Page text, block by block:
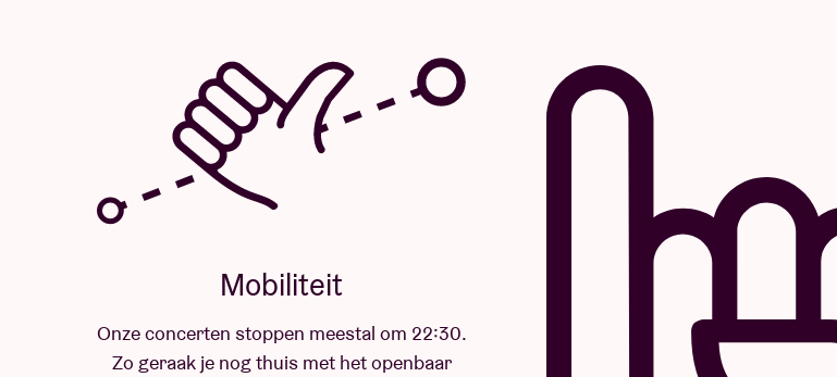
Mobiliteit
Onze concerten stoppen meestal om 22:30.
Zo geraak je nog thuis met het openbaar